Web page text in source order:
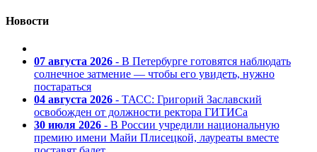
Новости
07 августа 2026 - В Петербурге готовятся наблюдать
солнечное затмение — чтобы его увидеть, нужно
постараться
04 августа 2026 - ТАСС: Григорий Заславский
освобожден от должности ректора ГИТИСа
30 июля 2026 - В России учредили национальную
премию имени Майи Плисецкой, лауреаты вместе